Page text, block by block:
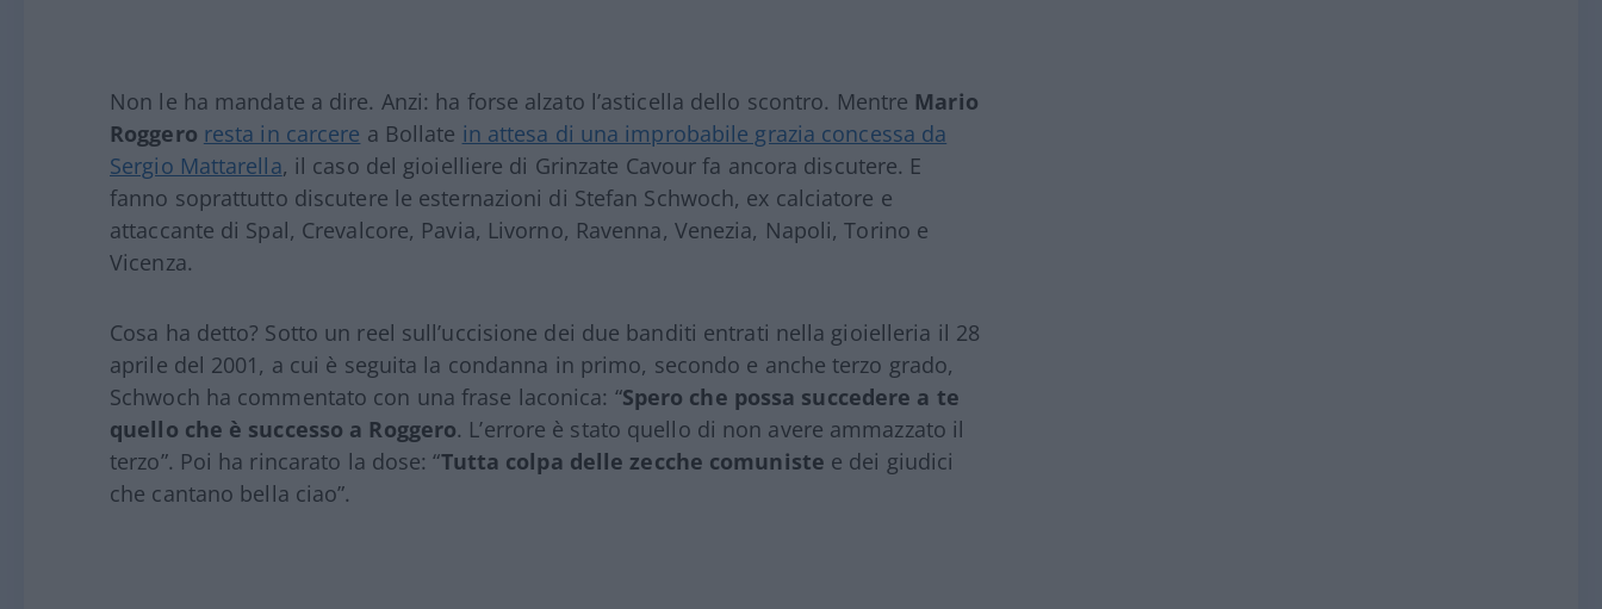
Non le ha mandate a dire. Anzi: ha forse alzato l’asticella dello scontro. Mentre Mario
Roggero resta in carcere a Bollate in attesa di una improbabile grazia concessa da
Sergio Mattarella, il caso del gioielliere di Grinzate Cavour fa ancora discutere. E
fanno soprattutto discutere le esternazioni di Stefan Schwoch, ex calciatore e
attaccante di Spal, Crevalcore, Pavia, Livorno, Ravenna, Venezia, Napoli, Torino e
Vicenza.
Cosa ha detto? Sotto un reel sull’uccisione dei due banditi entrati nella gioielleria il 28
aprile del 2001, a cui è seguita la condanna in primo, secondo e anche terzo grado,
Schwoch ha commentato con una frase laconica: “Spero che possa succedere a te
quello che è successo a Roggero. L’errore è stato quello di non avere ammazzato il
terzo”. Poi ha rincarato la dose: “Tutta colpa delle zecche comuniste e dei giudici
che cantano bella ciao”.